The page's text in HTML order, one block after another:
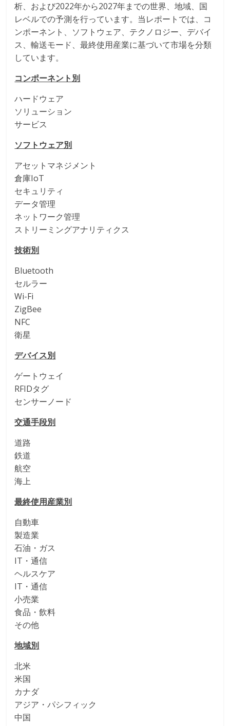
析、および2022年から2027年までの世界、地域、国
レベルでの予測を行っています。当レポートでは、コ
ンポーネント、ソフトウェア、テクノロジー、デバイ
ス、輸送モード、最終使用産業に基づいて市場を分類
しています。
コンポーネント別
ハードウェア
ソリューション
サービス
ソフトウェア別
アセットマネジメント
倉庫IoT
セキュリティ
データ管理
ネットワーク管理
ストリーミングアナリティクス
技術別
Bluetooth
セルラー
Wi-Fi
ZigBee
NFC
衛星
デバイス別
ゲートウェイ
RFIDタグ
センサーノード
交通手段別
道路
鉄道
航空
海上
最終使用産業別
自動車
製造業
石油・ガス
IT・通信
ヘルスケア
IT・通信
小売業
食品・飲料
その他
地域別
北米
米国
カナダ
アジア・パシフィック
中国